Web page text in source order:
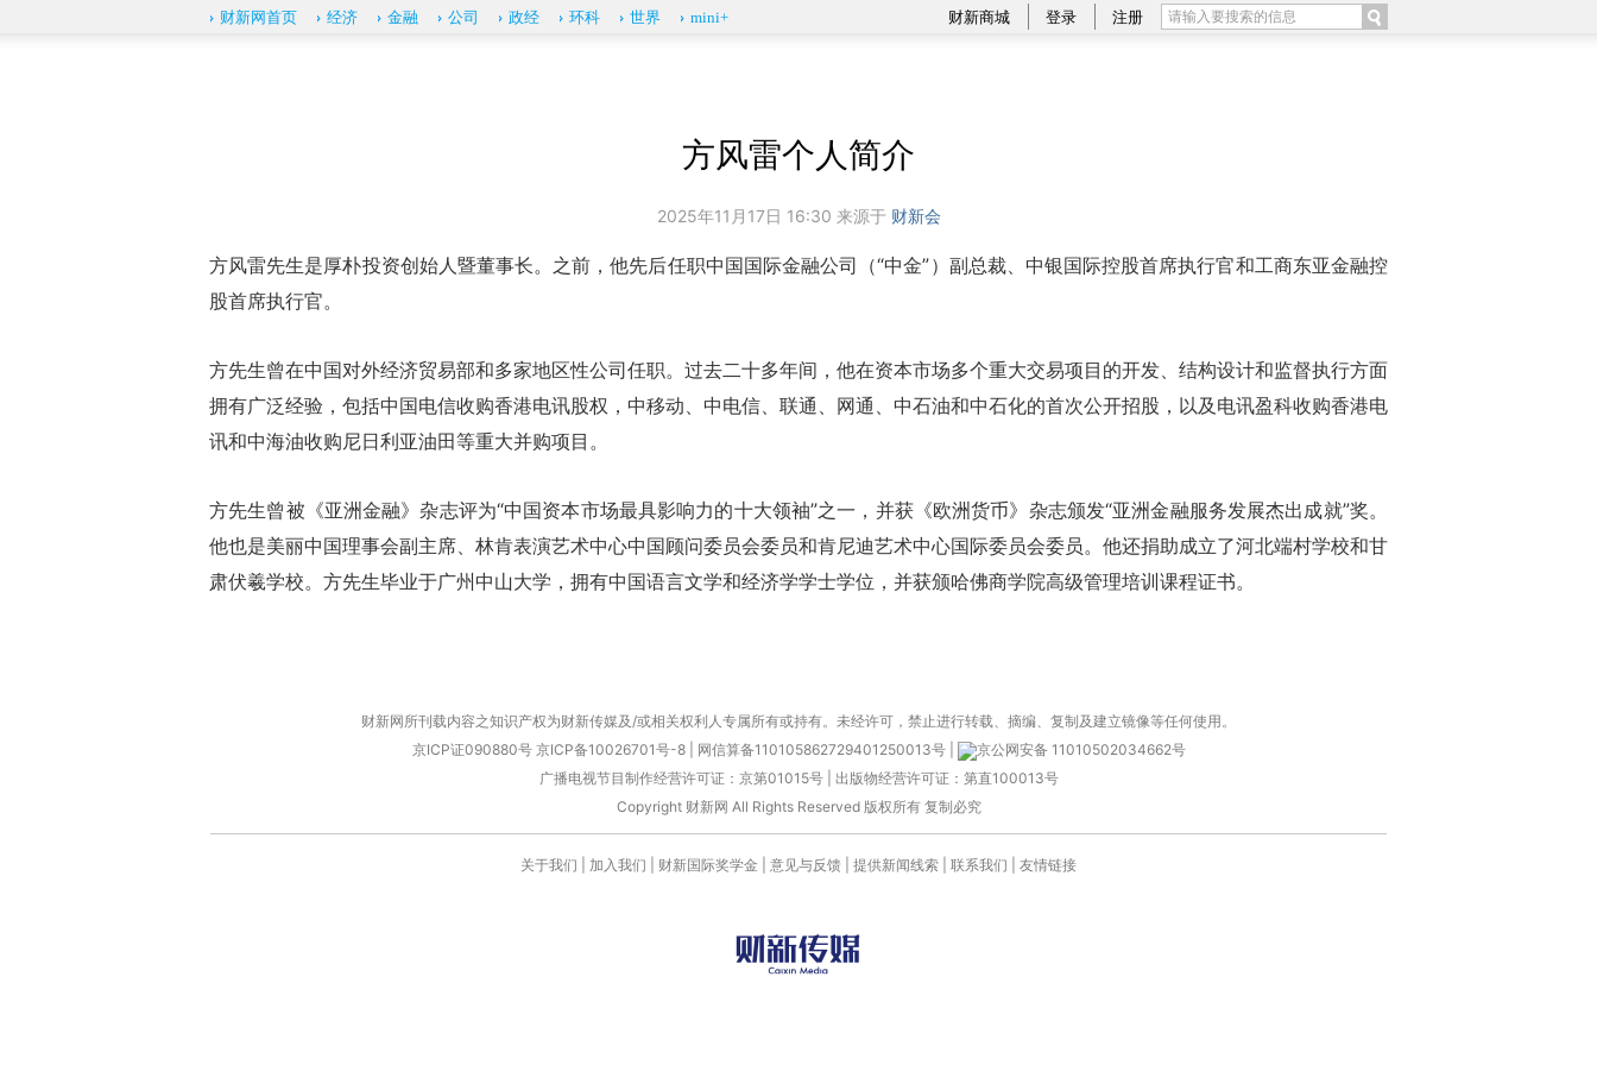
财新商城 登录 注册
财新网首页 经济 金融 公司 政经 环科 世界 mini+
方风雷个人简介
2025年11月17日 16:30 来源于 财新会
方风雷先生是厚朴投资创始人暨董事长。之前，他先后任职中国国际金融公司（“中金”）副总裁、中银国际控股首席执行官和工商东亚金融控
股首席执行官。
方先生曾在中国对外经济贸易部和多家地区性公司任职。过去二十多年间，他在资本市场多个重大交易项目的开发、结构设计和监督执行方面
拥有广泛经验，包括中国电信收购香港电讯股权，中移动、中电信、联通、网通、中石油和中石化的首次公开招股，以及电讯盈科收购香港电
讯和中海油收购尼日利亚油田等重大并购项目。
方先生曾被《亚洲金融》杂志评为“中国资本市场最具影响力的十大领袖”之一，并获《欧洲货币》杂志颁发“亚洲金融服务发展杰出成就”奖。
他也是美丽中国理事会副主席、林肯表演艺术中心中国顾问委员会委员和肯尼迪艺术中心国际委员会委员。他还捐助成立了河北端村学校和甘
肃伏羲学校。方先生毕业于广州中山大学，拥有中国语言文学和经济学学士学位，并获颁哈佛商学院高级管理培训课程证书。
财新网所刊载内容之知识产权为财新传媒及/或相关权利人专属所有或持有。未经许可，禁止进行转载、摘编、复制及建立镜像等任何使用。
京ICP证090880号 京ICP备10026701号-8 网信算备110105862729401250013号
京公网安备 11010502034662号
广播电视节目制作经营许可证：京第01015号| 出版物经营许可证：第直100013号
Copyright 财新网 All Rights Reserved 版权所有 复制必究
关于我们 加入我们 财新国际奖学金 意见与反馈 提供新闻线索 联系我们 友情链接